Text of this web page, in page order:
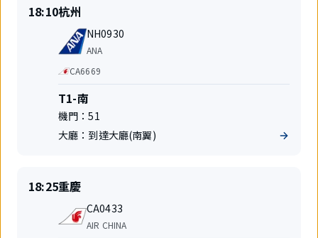
準
時
18:10出
發
杭州
航
班
號
NH0930
航
公
司
ANA
代
碼
共
享
航
班
CA6669
航
站
樓
T1-南
機門：51
大廳： 到達大廳(南翼)
準
時
18:25出
發
重慶
航
班
號
CA0433
航
AIR CHINA